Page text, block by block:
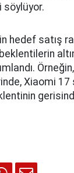
söylüyor.
hedef satış
Xiaomi 17